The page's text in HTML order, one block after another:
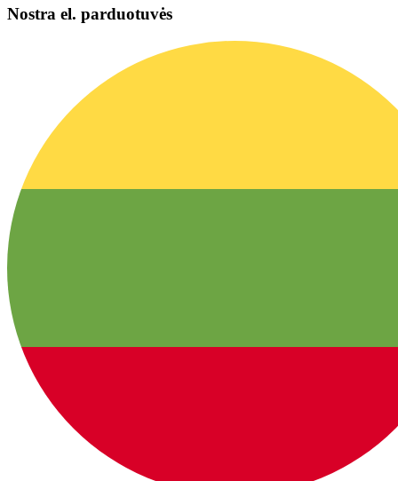
Nostra el. parduotuvės